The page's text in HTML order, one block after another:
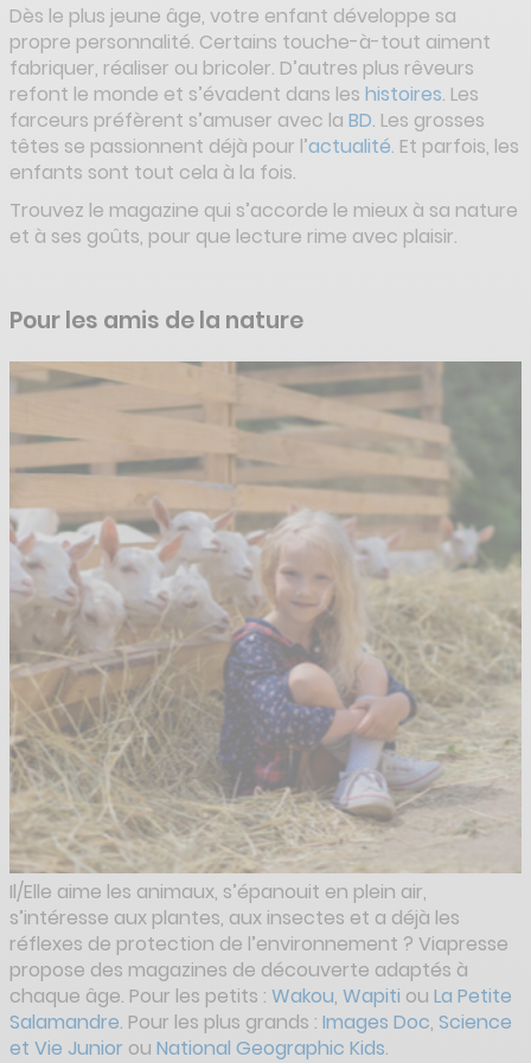
Dès le plus jeune âge, votre enfant développe sa
propre personnalité. Certains touche-à-tout aiment
fabriquer, réaliser ou bricoler. D’autres plus rêveurs
refont le monde et s’évadent dans les histoires. Les
farceurs préfèrent s’amuser avec la BD. Les grosses
têtes se passionnent déjà pour l’actualité. Et parfois, les
enfants sont tout cela à la fois.
Trouvez le magazine qui s’accorde le mieux à sa nature
et à ses goûts, pour que lecture rime avec plaisir.
Pour les amis de la nature
Il/Elle aime les animaux, s’épanouit en plein air,
s’intéresse aux plantes, aux insectes et a déjà les
réflexes de protection de l’environnement ? Viapresse
propose des magazines de découverte adaptés à
chaque âge. Pour les petits : Wakou, Wapiti ou La Petite
Salamandre. Pour les plus grands : Images Doc, Science
et Vie Junior ou National Geographic Kids.